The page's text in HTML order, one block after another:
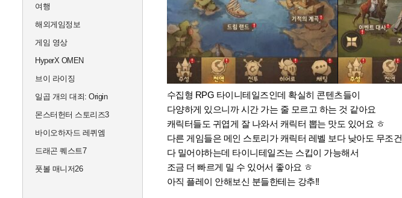
여행
해외게임정보
게임 영상
HyperX OMEN
브이 라이징
일곱 개의 대죄: Origin
몬스터헌터 스토리즈3
바이오하자드 레퀴엠
드래곤 퀘스트7
풋볼 매니저26
수집형 RPG 타이니테일즈인데 확실히 콘텐츠들이
다양하게 있으니까 시간 가는 줄 모르고 하는 것 같아요
캐릭터들도 귀엽게 잘 나와서 캐릭터 뽑는 맛도 있어요 ㅎ
다른 게임들은 메인 스토리가 캐릭터 레벨 보다 낮아도 무조건
다 밀어야하는데 타이니테일즈는 스킵이 가능해서
조금 더 빠르게 밀 수 있어서 좋아요 ㅎ
아직 플레이 안해보신 분들한테는 강추!!